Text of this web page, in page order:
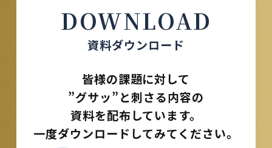
DOWNLOAD
資料ダウンロード
皆様の課題に対して
”グサッ”と刺さる内容の
資料を配布しています。
一度ダウンロードしてみてください。